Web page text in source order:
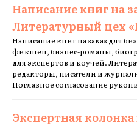
Написание книг на
Литературный цех
Написание книг на заказ для
фикшен, бизнес-романы,
для экспертов и коучей.
редакторы, писатели и
Поглавное согласование
Экспертная